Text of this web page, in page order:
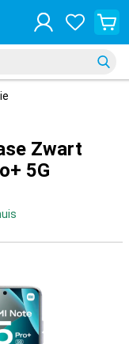
Zwart
5G